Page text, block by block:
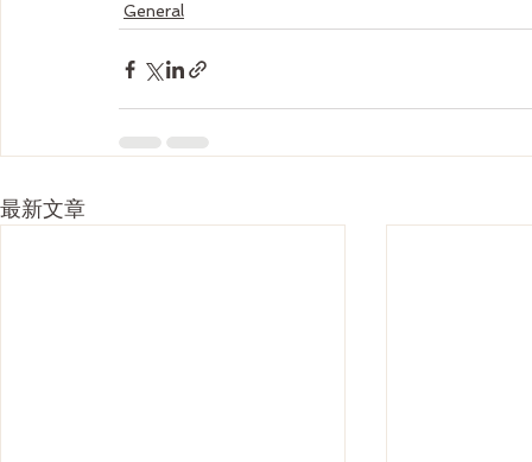
General
最新文章